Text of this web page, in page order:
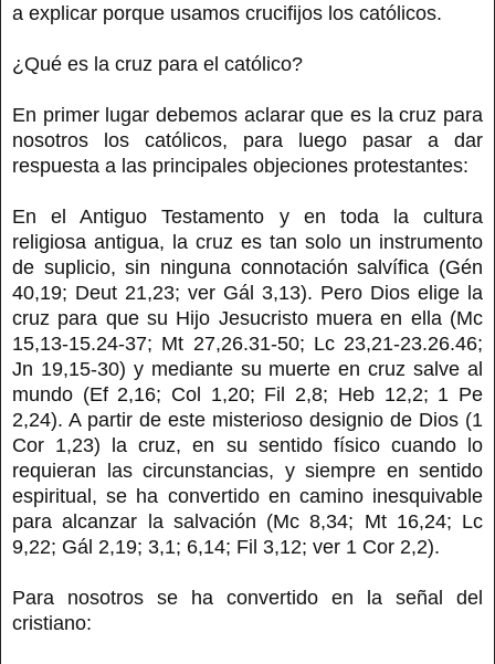
a explicar porque usamos crucifijos los católicos.
¿Qué es la cruz para el católico?
En primer lugar debemos aclarar que es la cruz para
nosotros los católicos, para luego pasar a dar
respuesta a las principales objeciones protestantes:
En el Antiguo Testamento y en toda la cultura
religiosa antigua, la cruz es tan solo un instrumento
de suplicio, sin ninguna connotación salvífica (Gén
40,19; Deut 21,23; ver Gál 3,13). Pero Dios elige la
cruz para que su Hijo Jesucristo muera en ella (Mc
15,13-15.24-37; Mt 27,26.31-50; Lc 23,21-23.26.46;
Jn 19,15-30) y mediante su muerte en cruz salve al
mundo (Ef 2,16; Col 1,20; Fil 2,8; Heb 12,2; 1 Pe
2,24). A partir de este misterioso designio de Dios (1
Cor 1,23) la cruz, en su sentido físico cuando lo
requieran las circunstancias, y siempre en sentido
espiritual, se ha convertido en camino inesquivable
para alcanzar la salvación (Mc 8,34; Mt 16,24; Lc
9,22; Gál 2,19; 3,1; 6,14; Fil 3,12; ver 1 Cor 2,2).
Para nosotros se ha convertido en la señal del
cristiano: